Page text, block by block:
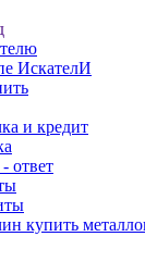
ИскателИ
и кредит
ответ
купить